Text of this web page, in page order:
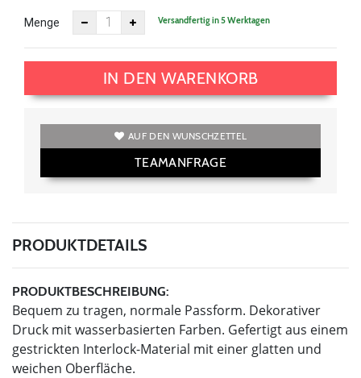
Menge Versandfertig in 5 Werktagen
IN DEN WARENKORB
AUF DEN WUNSCHZETTEL
TEAMANFRAGE
PRODUKTDETAILS
PRODUKTBESCHREIBUNG:
Bequem zu tragen, normale Passform. Dekorativer
Druck mit wasserbasierten Farben. Gefertigt aus einem
gestrickten Interlock-Material mit einer glatten und
weichen Oberfläche.